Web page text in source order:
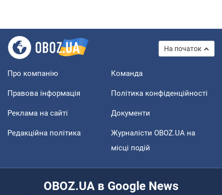
На початок
Про компанію Команда
Правова інформація Політика конфіденційності
Реклама на сайті Документи
Редакційна політика
Журналісти OBOZ.UA на
місці подій
OBOZ.UA в Google News